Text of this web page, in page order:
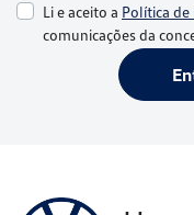
Li e aceito a Política de
comunicações da